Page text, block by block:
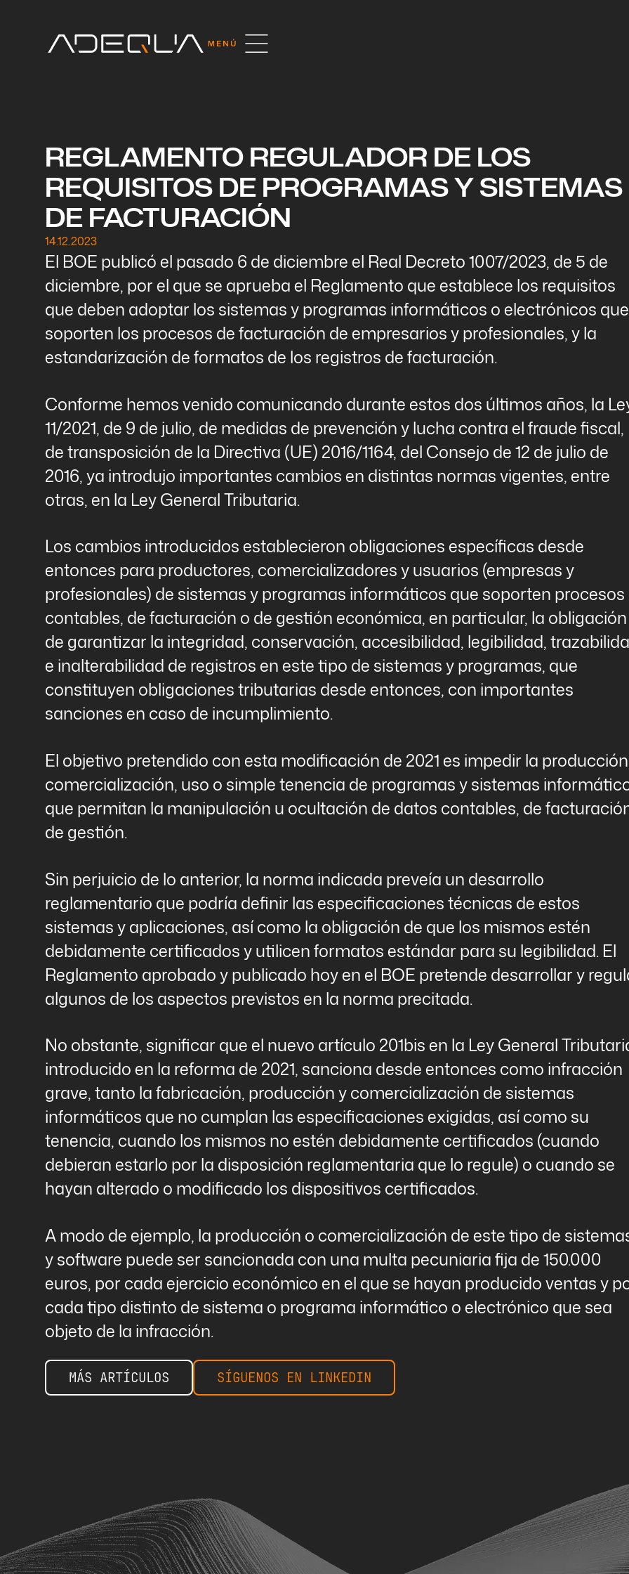
REGLAMENTO REGULADOR DE LOS
REQUISITOS DE PROGRAMAS Y SISTEMAS
DE FACTURACIÓN
14.12.2023
El BOE publicó el pasado 6 de diciembre el Real Decreto 1007/2023, de 5 de
diciembre, por el que se aprueba el Reglamento que establece los requisitos
que deben adoptar los sistemas y programas informáticos o electrónicos que
soporten los procesos de facturación de empresarios y profesionales, y la
estandarización de formatos de los registros de facturación.
Conforme hemos venido comunicando durante estos dos últimos años, la
11/2021, de 9 de julio, de medidas de prevención y lucha contra el fraude fiscal,
de transposición de la Directiva (UE) 2016/1164, del Consejo de 12 de julio de
2016, ya introdujo importantes cambios en distintas normas vigentes, entre
otras, en la Ley General Tributaria.
Los cambios introducidos establecieron obligaciones específicas desde
entonces para productores, comercializadores y usuarios (empresas y
profesionales) de sistemas y programas informáticos que soporten procesos
contables, de facturación o de gestión económica, en particular, la obligación
de garantizar la integridad, conservación, accesibilidad, legibilidad,
e inalterabilidad de registros en este tipo de sistemas y programas, que
constituyen obligaciones tributarias desde entonces, con importantes
sanciones en caso de incumplimiento.
El objetivo pretendido con esta modificación de 2021 es impedir la
comercialización, uso o simple tenencia de programas y sistemas
que permitan la manipulación u ocultación de datos contables, de
de gestión.
Sin perjuicio de lo anterior, la norma indicada preveía un desarrollo
reglamentario que podría definir las especificaciones técnicas de estos
sistemas y aplicaciones, así como la obligación de que los mismos estén
debidamente certificados y utilicen formatos estándar para su legibilidad. El
Reglamento aprobado y publicado hoy en el BOE pretende desarrollar y
algunos de los aspectos previstos en la norma precitada.
No obstante, significar que el nuevo artículo 201bis en la Ley General
introducido en la reforma de 2021, sanciona desde entonces como infracción
grave, tanto la fabricación, producción y comercialización de sistemas
informáticos que no cumplan las especificaciones exigidas, así como su
tenencia, cuando los mismos no estén debidamente certificados (cuando
debieran estarlo por la disposición reglamentaria que lo regule) o cuando se
hayan alterado o modificado los dispositivos certificados.
A modo de ejemplo, la producción o comercialización de este tipo de
y software puede ser sancionada con una multa pecuniaria fija de 150.000
euros, por cada ejercicio económico en el que se hayan producido ventas y
cada tipo distinto de sistema o programa informático o electrónico que sea
objeto de la infracción.
MÁS ARTÍCULOS SÍGUENOS EN LINKEDIN